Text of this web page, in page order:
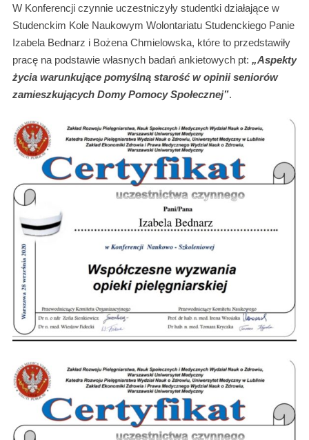
W Konferencji czynnie uczestniczyły studentki działające w
Studenckim Kole Naukowym Wolontariatu Studenckiego Panie
Izabela Bednarz i Bożena Chmielowska, które to przedstawiły
pracę na podstawie własnych badań ankietowych pt: „Aspekty
życia warunkujące pomyślną starość w opinii seniorów
zamieszkujących Domy Pomocy Społecznej”.